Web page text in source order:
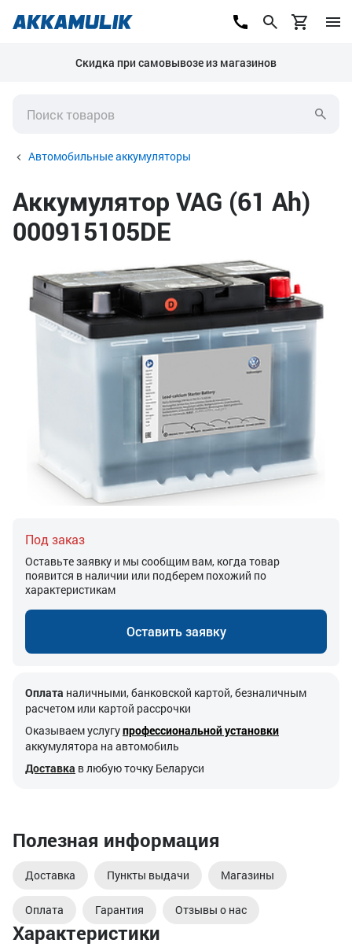
Скидка при самовывозе из магазинов
Автомобильные аккумуляторы
Аккумулятор VAG (61 Ah)
000915105DE
Характеристики
Под заказ
Оставьте заявку и мы сообщим вам, когда товар
появится в наличии или подберем похожий по
характеристикам
Оставить заявку
Оплата наличными, банковской картой, безналичным
расчетом или картой рассрочки
Оказываем услугупрофессиональной установки
аккумулятора на автомобиль
Доставка в любую точку Беларуси
Полезная информация
Доставка Пункты выдачи Магазины
Оплата Гарантия Отзывы о нас